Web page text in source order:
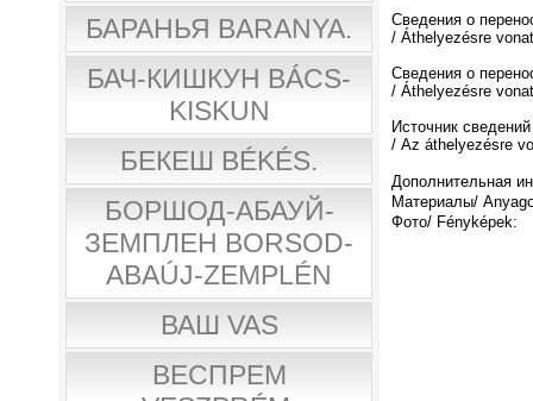
БАРАНЬЯ BARANYA.
БАЧ-КИШКУН BÁCS-
KISKUN
БЕКЕШ BÉKÉS.
БОРШОД-АБАУЙ-
ЗЕМПЛЕН BORSOD-
ABAÚJ-ZEMPLÉN
ВАШ VAS
ВЕСПРЕМ
Сведения о
/ Áthelyezésre
Сведения о
/ Áthelyezésre
Источник
/ Az áthelyezésre
Дополнительная
Материалы/
Фото/ Fényképek: